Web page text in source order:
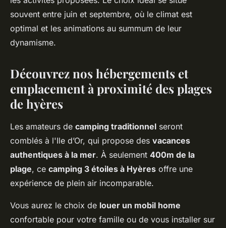
souvent entre juin et septembre, où le climat est
optimal et les animations au summum de leur
dynamisme.
Découvrez nos hébergements et
emplacement à proximité des plages
de hyères
Les amateurs de camping traditionnel seront
comblés à l'Ile d’Or, qui propose des vacances
authentiques à la mer. À seulement 400m de la
plage, ce camping 3 étoiles à Hyères offre une
expérience de plein air incomparable.
Vous aurez le choix de louer un mobil home
confortable pour votre famille ou de vous installer sur